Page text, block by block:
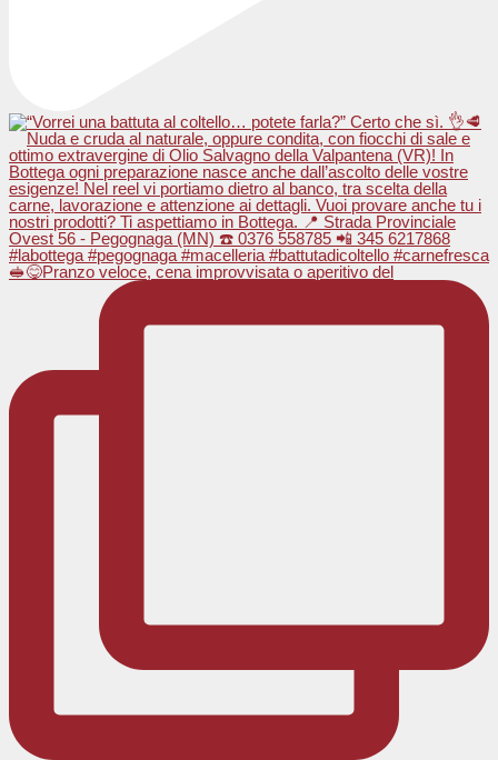
🥪😋Pranzo veloce, cena improvvisata o aperitivo del